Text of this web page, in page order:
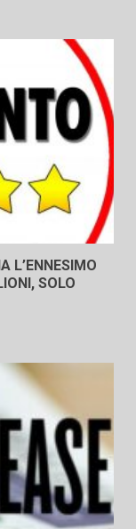
L’ENNESIMO
SOLO